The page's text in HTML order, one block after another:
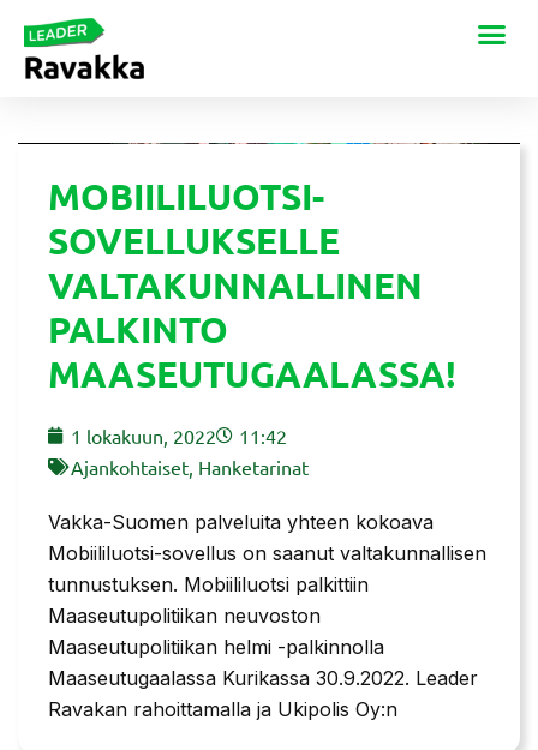
MOBIILILUOTSI-
SOVELLUKSELLE
VALTAKUNNALLINEN
PALKINTO
MAASEUTUGAALASSA!
1 lokakuun, 2022
11:42
Ajankohtaiset Hanketarinat
Vakka-Suomen palveluita yhteen kokoava
Mobiililuotsi-sovellus on saanut valtakunnallisen
tunnustuksen. Mobiililuotsi palkittiin
Maaseutupolitiikan neuvoston
Maaseutupolitiikan helmi -palkinnolla
Maaseutugaalassa Kurikassa 30.9.2022. Leader
Ravakan rahoittamalla ja Ukipolis Oy:n